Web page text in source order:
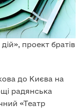
проект братів
до Києва на
радянська
«Театр